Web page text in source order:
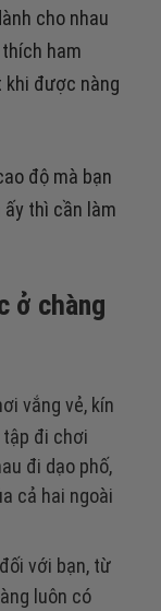
cho nhau
ham
khi được nàng
độ mà bạn
thì cần làm
ở chàng
vắng vẻ, kín
tập đi chơi
đi dạo phố,
cả hai ngoài
với bạn, từ
luôn có